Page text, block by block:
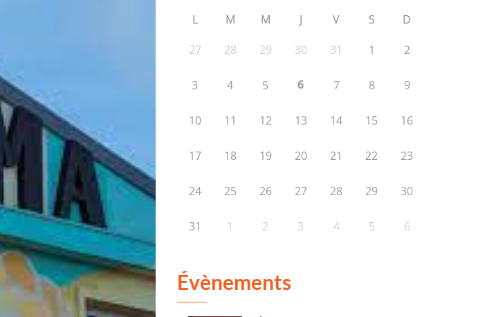
L M M J V S
D
27
28 29 30 31 1 2
3 4 5 6 7 8 9
10 11 12 13 14 15 16
17 18 19 20 21 22 23
24 25 26 27 28 29 30
31 1 2 3 4 5 6
Évènements